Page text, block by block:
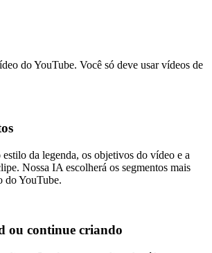
do YouTube. Você só deve usar vídeos de
da legenda, os objetivos do vídeo e a
Nossa IA escolherá os segmentos mais
do YouTube.
ou continue criando